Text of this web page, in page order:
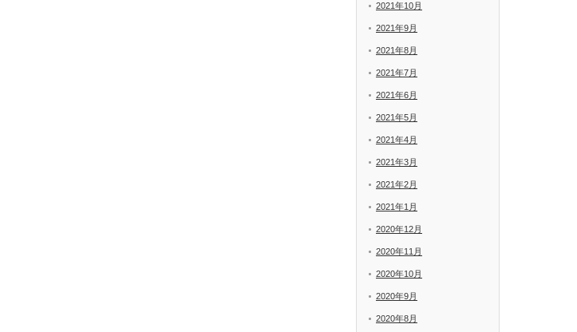
2021年10月
2021年9月
2021年8月
2021年7月
2021年6月
2021年5月
2021年4月
2021年3月
2021年2月
2021年1月
2020年12月
2020年11月
2020年10月
2020年9月
2020年8月